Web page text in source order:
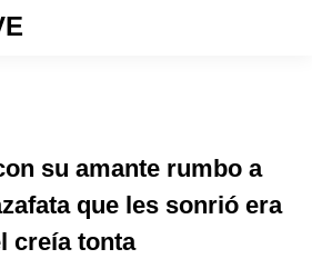
su amante rumbo a
que les sonrió era
creía tonta